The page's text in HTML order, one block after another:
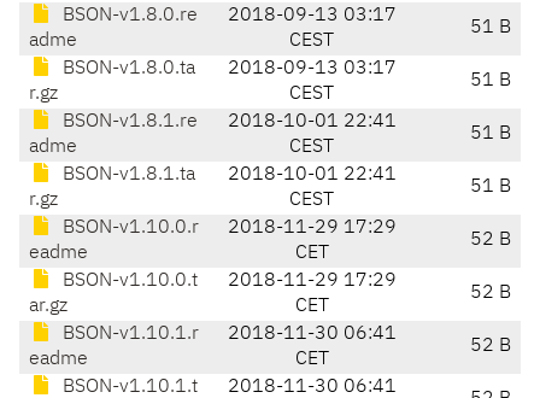
BSON-v1.8.0.re
adme
2018-09-13 03:17
CEST
51 B
BSON-v1.8.0.ta
r.gz
2018-09-13 03:17
CEST
51 B
BSON-v1.8.1.re
adme
2018-10-01 22:41
CEST
51 B
BSON-v1.8.1.ta
r.gz
2018-10-01 22:41
CEST
51 B
BSON-v1.10.0.r
eadme
2018-11-29 17:29
CET
52 B
BSON-v1.10.0.t
ar.gz
2018-11-29 17:29
CET
52 B
BSON-v1.10.1.r
eadme
2018-11-30 06:41
CET
52 B
BSON-v1.10.1.t
2018-11-30 06:41